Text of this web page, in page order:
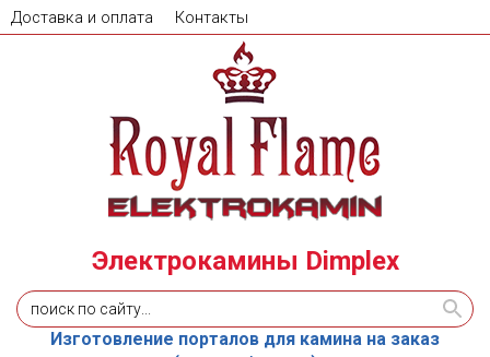
Доставка и оплата Контакты
Электрокамины Dimplex
Изготовление порталов для камина на заказ